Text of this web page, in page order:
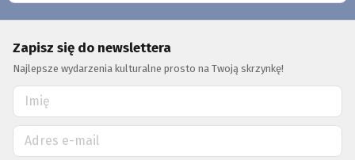
Zapisz się do newslettera
Najlepsze wydarzenia kulturalne prosto na Twoją skrzynkę!